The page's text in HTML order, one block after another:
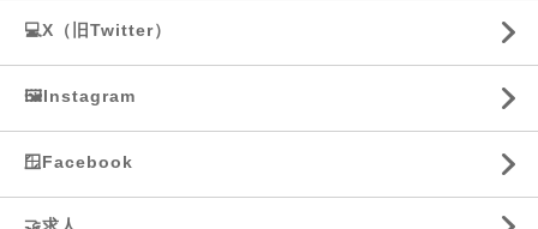
💻X（旧Twitter）
🖼️Instagram
🪟Facebook